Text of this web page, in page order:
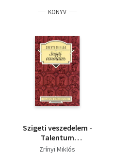
KÖNYV
Szigeti veszedelem -
Talentum
diákkönyvtár
Zrínyi Miklós